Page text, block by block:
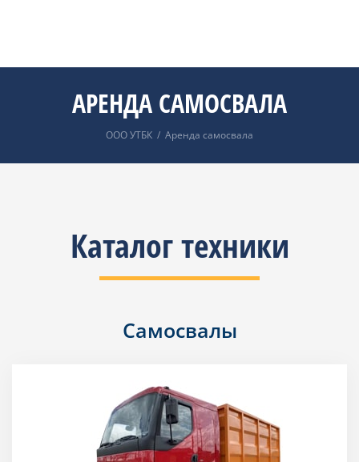
АРЕНДА САМОСВАЛА
ООО УТБК / Аренда самосвала
Каталог техники
Самосвалы